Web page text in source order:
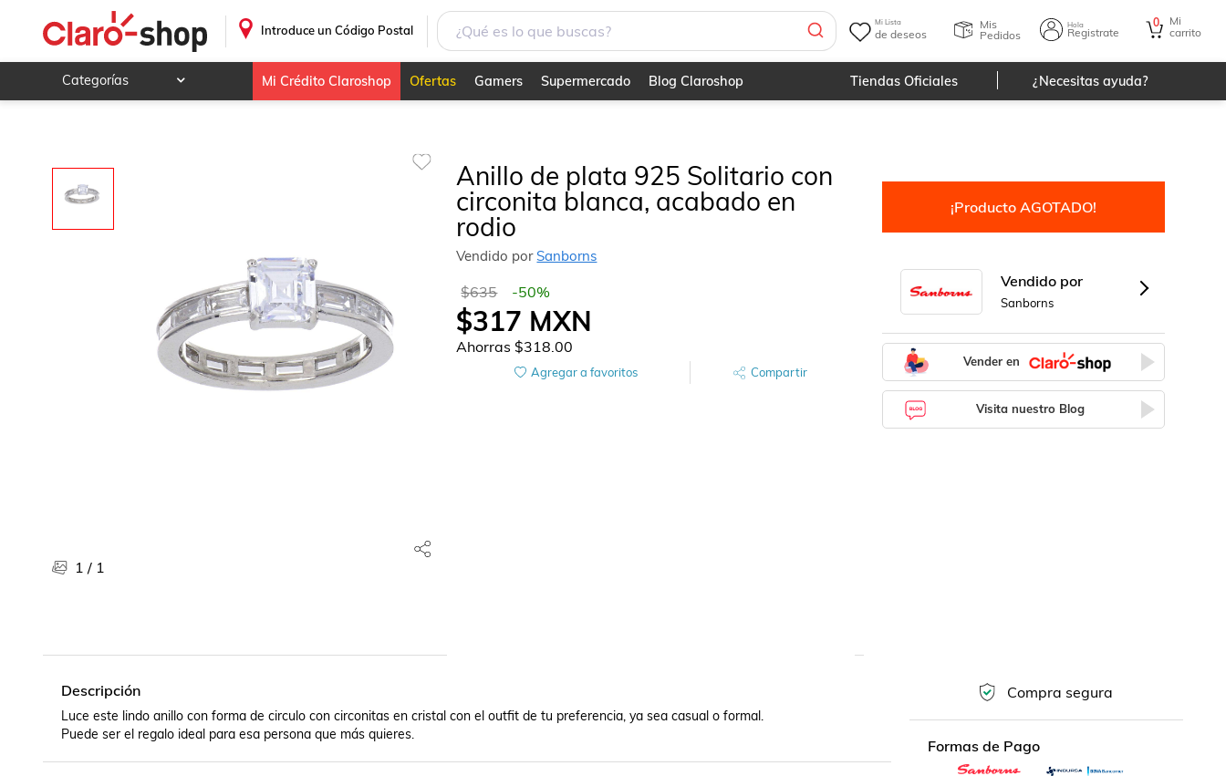
Introduce un Código Postal
Mi Lista
de deseos
Mis
Pedidos
Hola
Registrate
0
Mi
carrito
Categorías
Hogar y jardín
Ropa, calzado y accesorios
Salud, belleza y cuidado personal
Mi Crédito Claroshop Ofertas Gamers Supermercado Blog Claroshop Tiendas Oficiales ¿Necesitas ayuda?
1 / 1
Anillo de plata 925 Solitario con
circonita blanca, acabado en
rodio
Vendido porSanborns
$635 -50%
$317 MXN
Ahorras$318.00
Agregar a favoritos Compartir
¡Producto AGOTADO!
Vendido por
Sanborns
Vender en
Visita nuestro Blog
Descripción
Luce este lindo anillo con forma de circulo con circonitas en cristal con el outfit de tu preferencia, ya sea casual o formal.
Puede ser el regalo ideal para esa persona que más quieres.
Compra segura
Formas de Pago
Anillo de plata 925 Solitario con circonita blanca, acabado en rodio